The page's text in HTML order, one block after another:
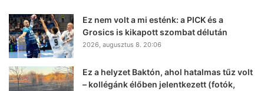
Ez nem volt a mi esténk: a PICK és a
Grosics is kikapott szombat délután
2026, augusztus 8. 20:06
Ez a helyzet Baktón, ahol hatalmas tűz volt
– kollégánk élőben jelentkezett (fotók,